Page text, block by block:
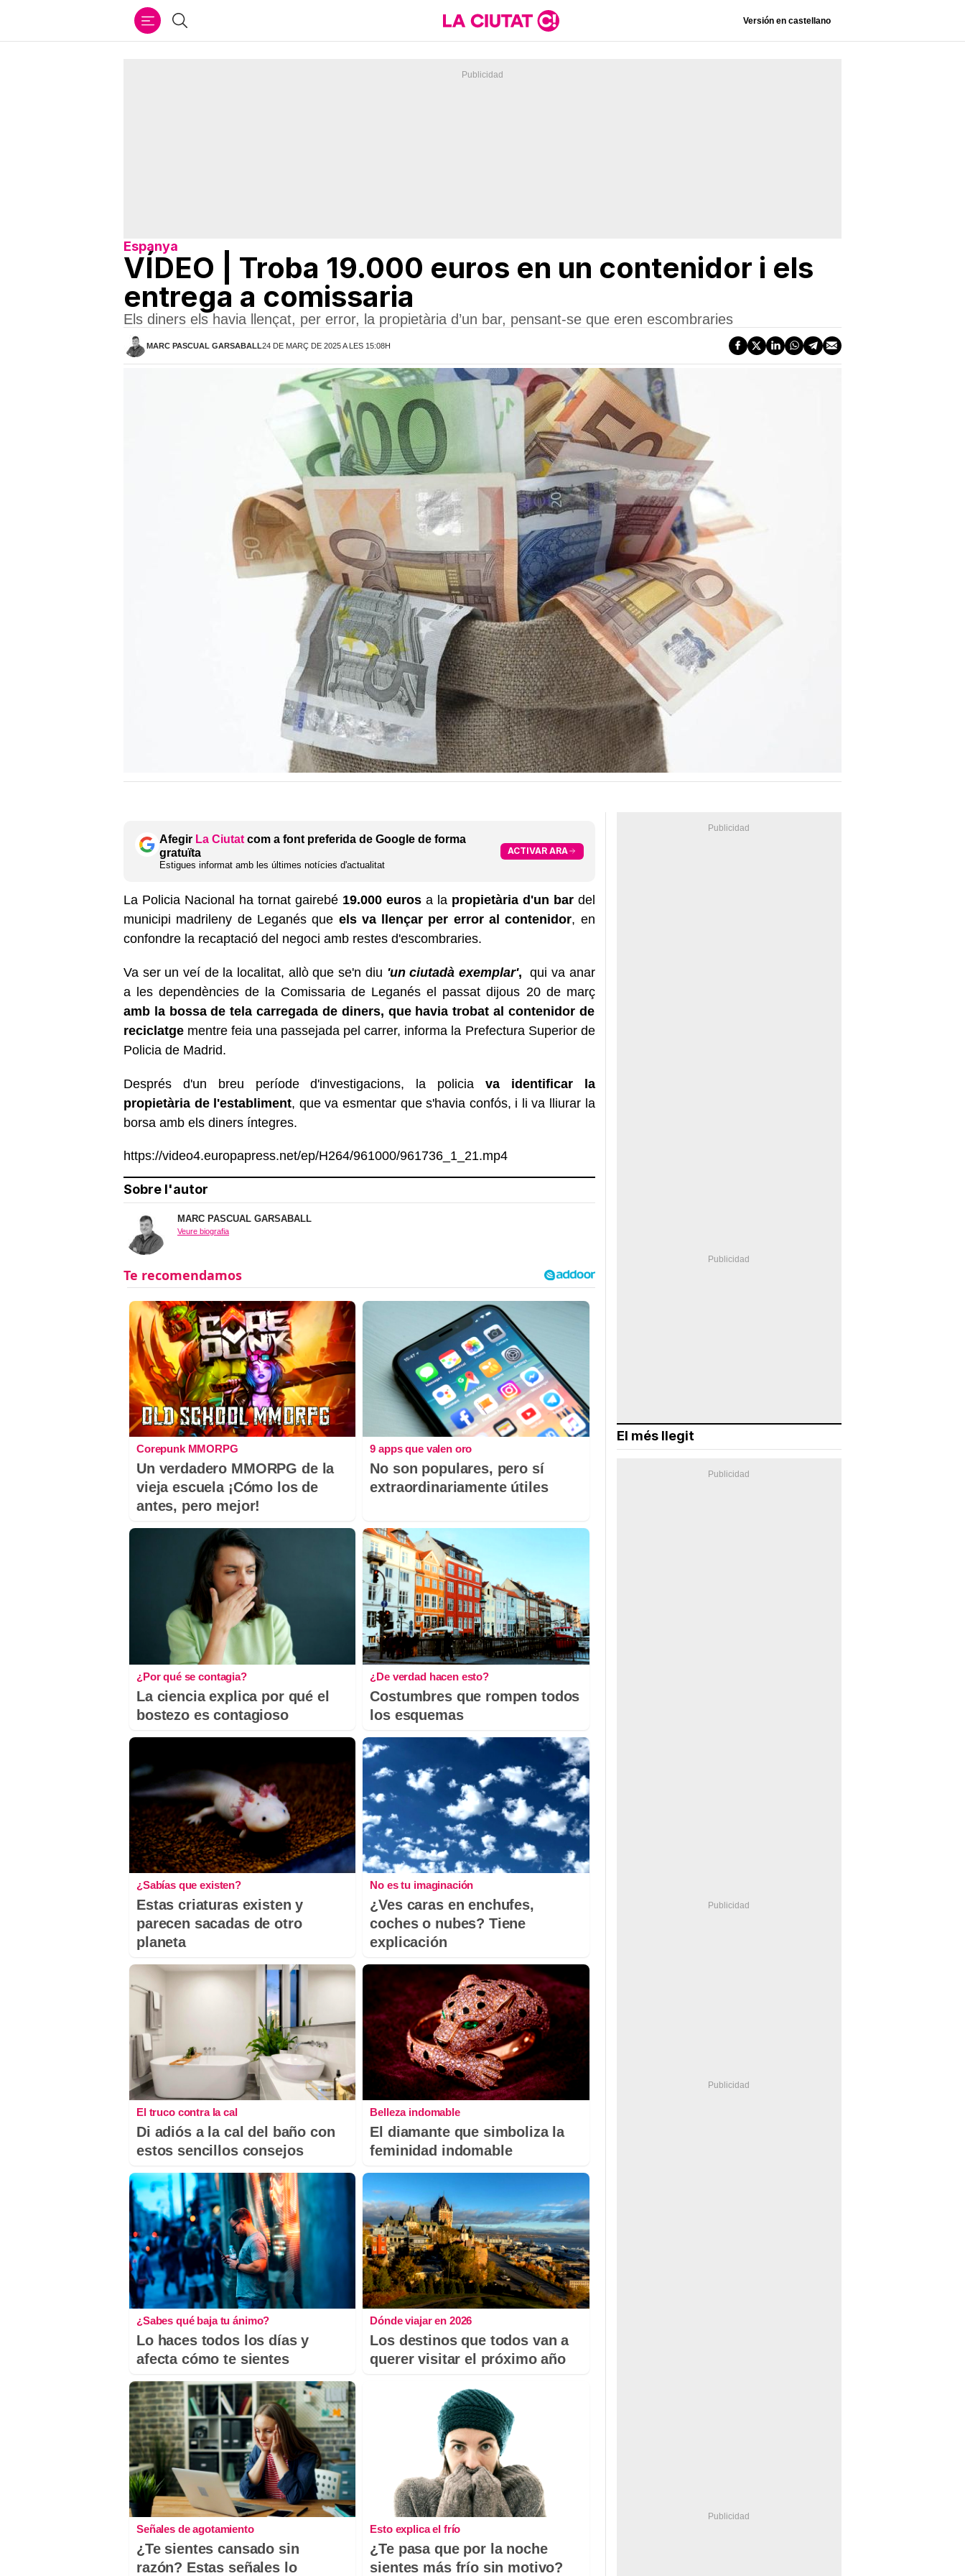
Cercar Versión en castellano
Espanya
VÍDEO | Troba 19.000 euros en un contenidor i els
entrega a comissaria
Els diners els havia llençat, per error, la propietària d’un bar, pensant-se que eren escombraries
MARC PASCUAL GARSABALL24 DE MARÇ DE 2025 A LES 15:08H
Afegir La Ciutat com a font preferida de Google de forma
gratuïta
Estigues informat amb les últimes notícies d'actualitat
ACTIVAR ARA
La Policia Nacional ha tornat gairebé19.000 eurosa la propietària d'un bardel
municipi madrileny de Leganés que els va llençar per error al contenidor, en
confondre la recaptació del negoci amb restes d'escombraries.
Va ser un veí de la localitat, allò que se'n diu 'un ciutadà exemplar', qui va anar
a les dependències de la Comissaria de Leganés el passat dijous 20 de març
amb la bossa de tela carregada de diners, que havia trobat al contenidor de
reciclatge mentre feia una passejada pel carrer, informa la Prefectura Superior de
Policia de Madrid.
Després d'un breu període d'investigacions, la policia va identificar la
propietària de l'establiment, que va esmentar que s'havia confós, i li va lliurar la
borsa amb els diners íntegres.
https://video4.europapress.net/ep/H264/961000/961736_1_21.mp4
Sobre l'autor
MARC PASCUAL GARSABALL
Veure biografia
Corepunk MMORPG
Un verdadero MMORPG de la
vieja escuela ¡Cómo los de
antes, pero mejor!
9 apps que valen oro
No son populares, pero sí
extraordinariamente útiles
¿Por qué se contagia?
La ciencia explica por qué el
bostezo es contagioso
¿De verdad hacen esto?
Costumbres que rompen todos
los esquemas
¿Sabías que existen?
Estas criaturas existen y
parecen sacadas de otro
planeta
No es tu imaginación
¿Ves caras en enchufes,
coches o nubes? Tiene
explicación
El truco contra la cal
Di adiós a la cal del baño con
estos sencillos consejos
Belleza indomable
El diamante que simboliza la
feminidad indomable
¿Sabes qué baja tu ánimo?
Lo haces todos los días y
afecta cómo te sientes
Dónde viajar en 2026
Los destinos que todos van a
querer visitar el próximo año
Señales de agotamiento
¿Te sientes cansado sin
razón? Estas señales lo
Esto explica el frío
¿Te pasa que por la noche
sientes más frío sin motivo?
El més llegit